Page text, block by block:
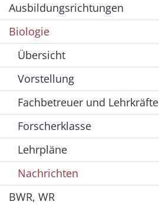
Ausbildungsrichtungen
Biologie
Übersicht
Vorstellung
Fachbetreuer und Lehrkräfte
Forscherklasse
Lehrpläne
Nachrichten
BWR, WR